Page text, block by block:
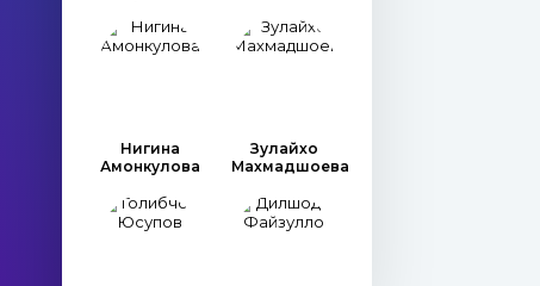
Нигина
Амонкулова
Зулайхо
Махмадшоева